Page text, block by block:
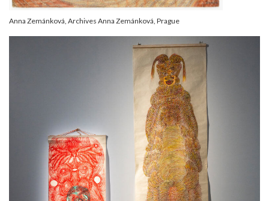
Anna Zemánková, Archives Anna Zemánková, Prague